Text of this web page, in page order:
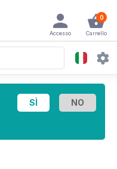
0
Carrello
Accesso